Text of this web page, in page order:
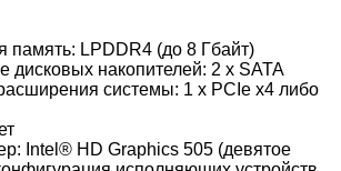
память: LPDDR4 (до 8 Гбайт)
дисковых накопителей: 2 x SATA
системы: 1 x PCIe x4 либо
Intel® HD Graphics 505 (девятое